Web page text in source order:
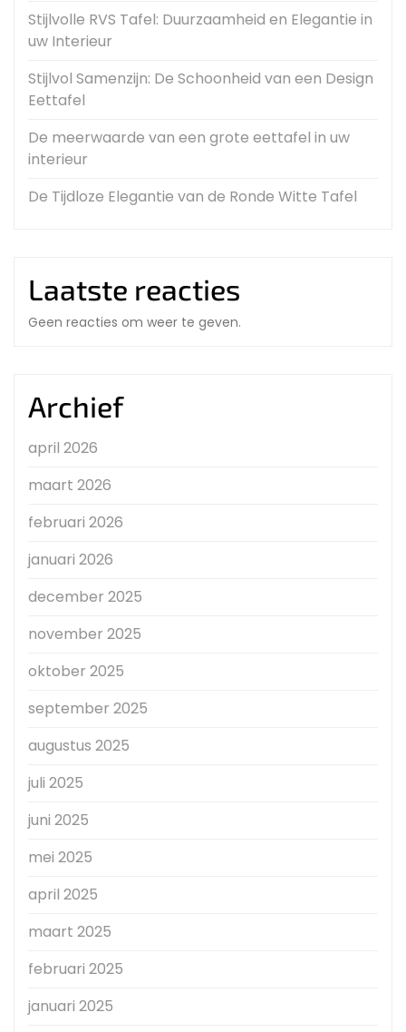
Stijlvolle RVS Tafel: Duurzaamheid en Elegantie in
uw Interieur
Stijlvol Samenzijn: De Schoonheid van een Design
Eettafel
De meerwaarde van een grote eettafel in uw
interieur
De Tijdloze Elegantie van de Ronde Witte Tafel
Laatste reacties
Geen reacties om weer te geven.
Archief
april 2026
maart 2026
februari 2026
januari 2026
december 2025
november 2025
oktober 2025
september 2025
augustus 2025
juli 2025
juni 2025
mei 2025
april 2025
maart 2025
februari 2025
januari 2025